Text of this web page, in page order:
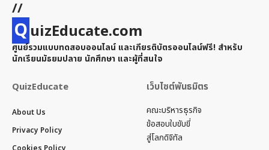
//
QuizEducate.com
ศูนย์รวมแบบทดสอบออนไลน์ และเกียรติบัตรออนไลน์ฟรี! สำหรับ
นักเรียนมัธยมปลาย นักศึกษา และผู้ที่สนใจ
QuizEducate
About Us
Privacy Policy
เว็บไซต์พันธมิตร
คณะบริหารธุรกิจ
ข้อสอบใบขับขี่
สู่โลกดิจิทัล